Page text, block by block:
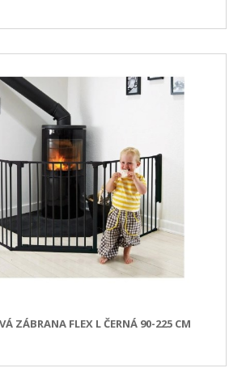
ZÁBRANA FLEX L ČERNÁ 90-225 CM